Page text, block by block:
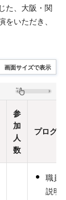
た、大阪・関
をいただき、
画面サイズで表示
参
加
人
数
プログ
職員
説明